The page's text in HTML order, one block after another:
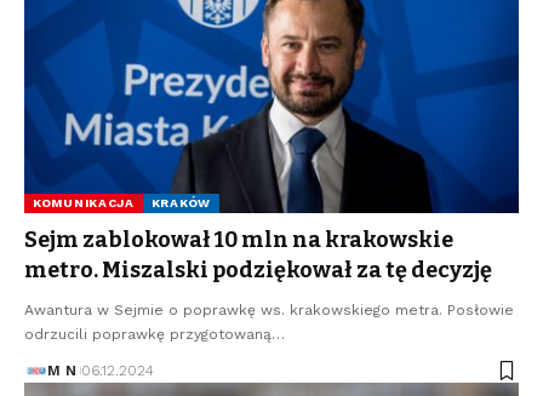
KOMUNIKACJA KRAKÓW
Sejm zablokował 10 mln na krakowskie
metro. Miszalski podziękował za tę decyzję
Awantura w Sejmie o poprawkę ws. krakowskiego metra. Posłowie
odrzucili poprawkę przygotowaną…
M N 06.12.2024